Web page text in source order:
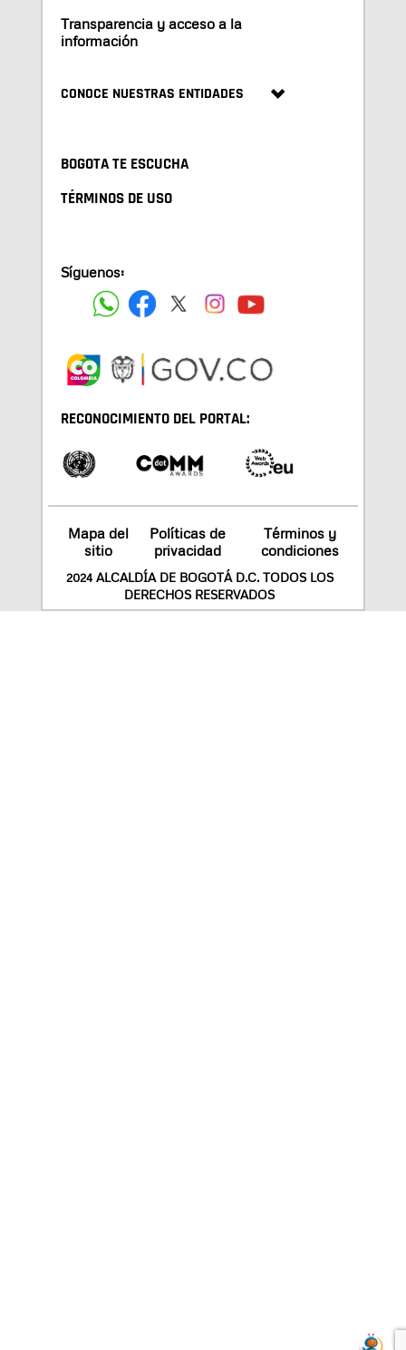
Transparencia y acceso a la
información
CONOCE NUESTRAS ENTIDADES
BOGOTA TE ESCUCHA
TÉRMINOS DE USO
Síguenos:
RECONOCIMIENTO DEL PORTAL:
Mapa del
sitio
Políticas de
privacidad
Términos y
condiciones
2024 ALCALDÍA DE BOGOTÁ D.C. TODOS LOS
DERECHOS RESERVADOS